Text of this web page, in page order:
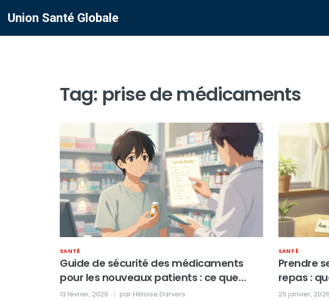
Union Santé Globale
Tag: prise de médicaments
SANTÉ
Guide de sécurité des médicaments
pour les nouveaux patients : ce que
vous devez savoir
13 février, 2026 par Héloïse Darvers
SANTÉ
Prendre
repas :
effets
25 janvier, 2026